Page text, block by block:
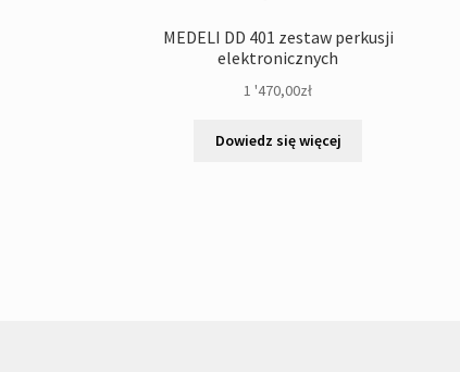
MEDELI DD 401 zestaw perkusji
elektronicznych
1 '470,00zł
Dowiedz się więcej